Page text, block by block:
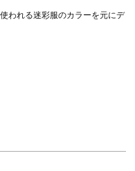
われる迷彩服のカラーを元にデ